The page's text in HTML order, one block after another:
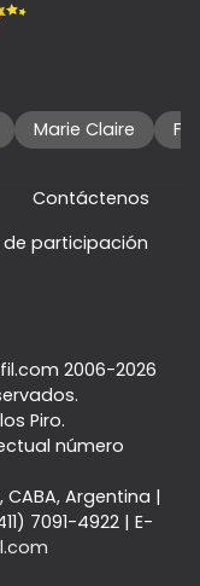
Marie Claire
Contáctenos
de participación
2006-2026
Piro.
número
, CABA, Argentina |
7091-4922| E-